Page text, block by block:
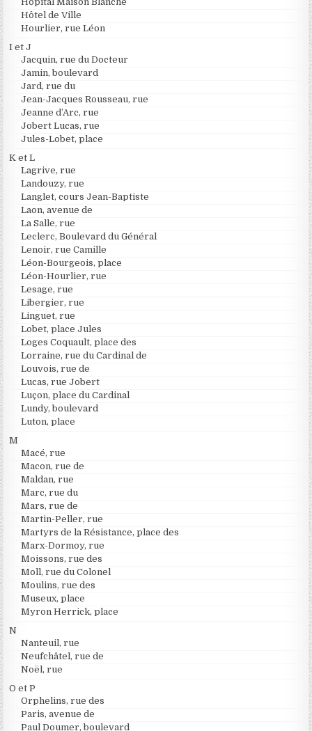
Hôtel de Ville
Hourlier, rue Léon
I et J
Jacquin, rue du Docteur
Jamin, boulevard
Jard, rue du
Jean-Jacques Rousseau, rue
Jeanne d’Arc, rue
Jobert Lucas, rue
Jules-Lobet, place
K et L
Lagrive, rue
Landouzy, rue
Langlet, cours Jean-Baptiste
Laon, avenue de
La Salle, rue
Leclerc, Boulevard du Général
Lenoir, rue Camille
Léon-Bourgeois, place
Léon-Hourlier, rue
Lesage, rue
Libergier, rue
Linguet, rue
Lobet, place Jules
Loges Coquault, place des
Lorraine, rue du Cardinal de
Louvois, rue de
Lucas, rue Jobert
Luçon, place du Cardinal
Lundy, boulevard
Luton, place
M
Macé, rue
Macon, rue de
Maldan, rue
Marc, rue du
Mars, rue de
Martin-Peller, rue
Martyrs de la Résistance, place des
Marx-Dormoy, rue
Moissons, rue des
Moll, rue du Colonel
Moulins, rue des
Museux, place
Myron Herrick, place
N
Nanteuil, rue
Neufchâtel, rue de
Noël, rue
O et P
Orphelins, rue des
Paris, avenue de
Paul Doumer, boulevard